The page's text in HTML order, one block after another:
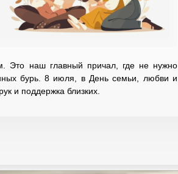
наш главный причал, где не нужно
бурь. 8 июля, в День семьи, любви и
и поддержка близких.